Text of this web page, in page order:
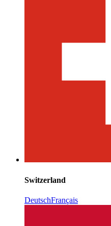
Switzerland
DeutschFrançais